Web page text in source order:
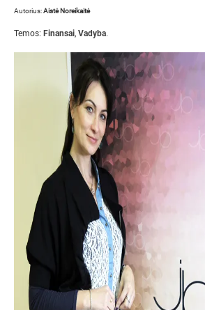
Autorius:Aistė Noreikaitė
Temos: Finansai, Vadyba.